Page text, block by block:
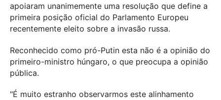
apoiaram unanimemente uma resolução que define a
primeira posição oficial do Parlamento Europeu
recentemente eleito sobre a invasão russa.
Reconhecido como pró-Putin esta não é a opinião do
primeiro-ministro húngaro, o que preocupa a opinião
pública.
"É muito estranho observarmos este alinhamento